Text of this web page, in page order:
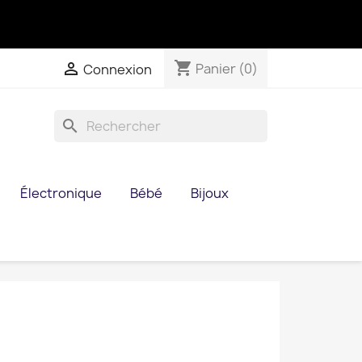
 Connexion shopping_cart Panier (0)
search
Électronique Bébé Bijoux